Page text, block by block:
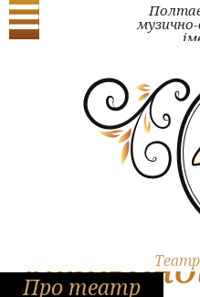
Про театр
ЗМІ про
Перша